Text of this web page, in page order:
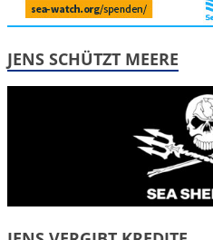
JENS SCHÜTZT MEERE